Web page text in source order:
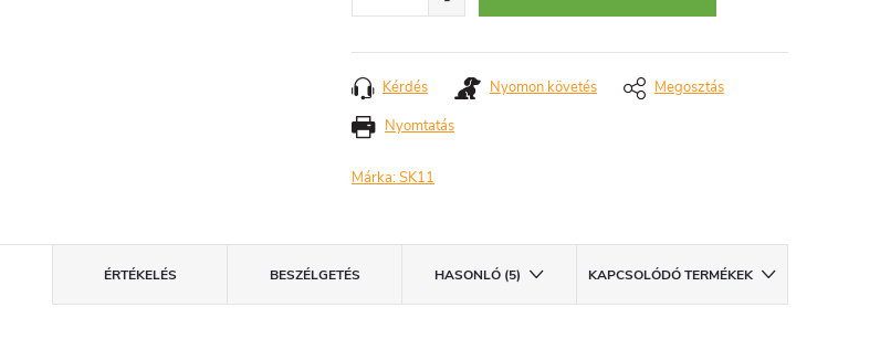
Nyomtatás
Kérdés Nyomon követés Megosztás
Márka:SK11
ÉRTÉKELÉS BESZÉLGETÉS HASONLÓ (5) KAPCSOLÓDÓ TERMÉKEK